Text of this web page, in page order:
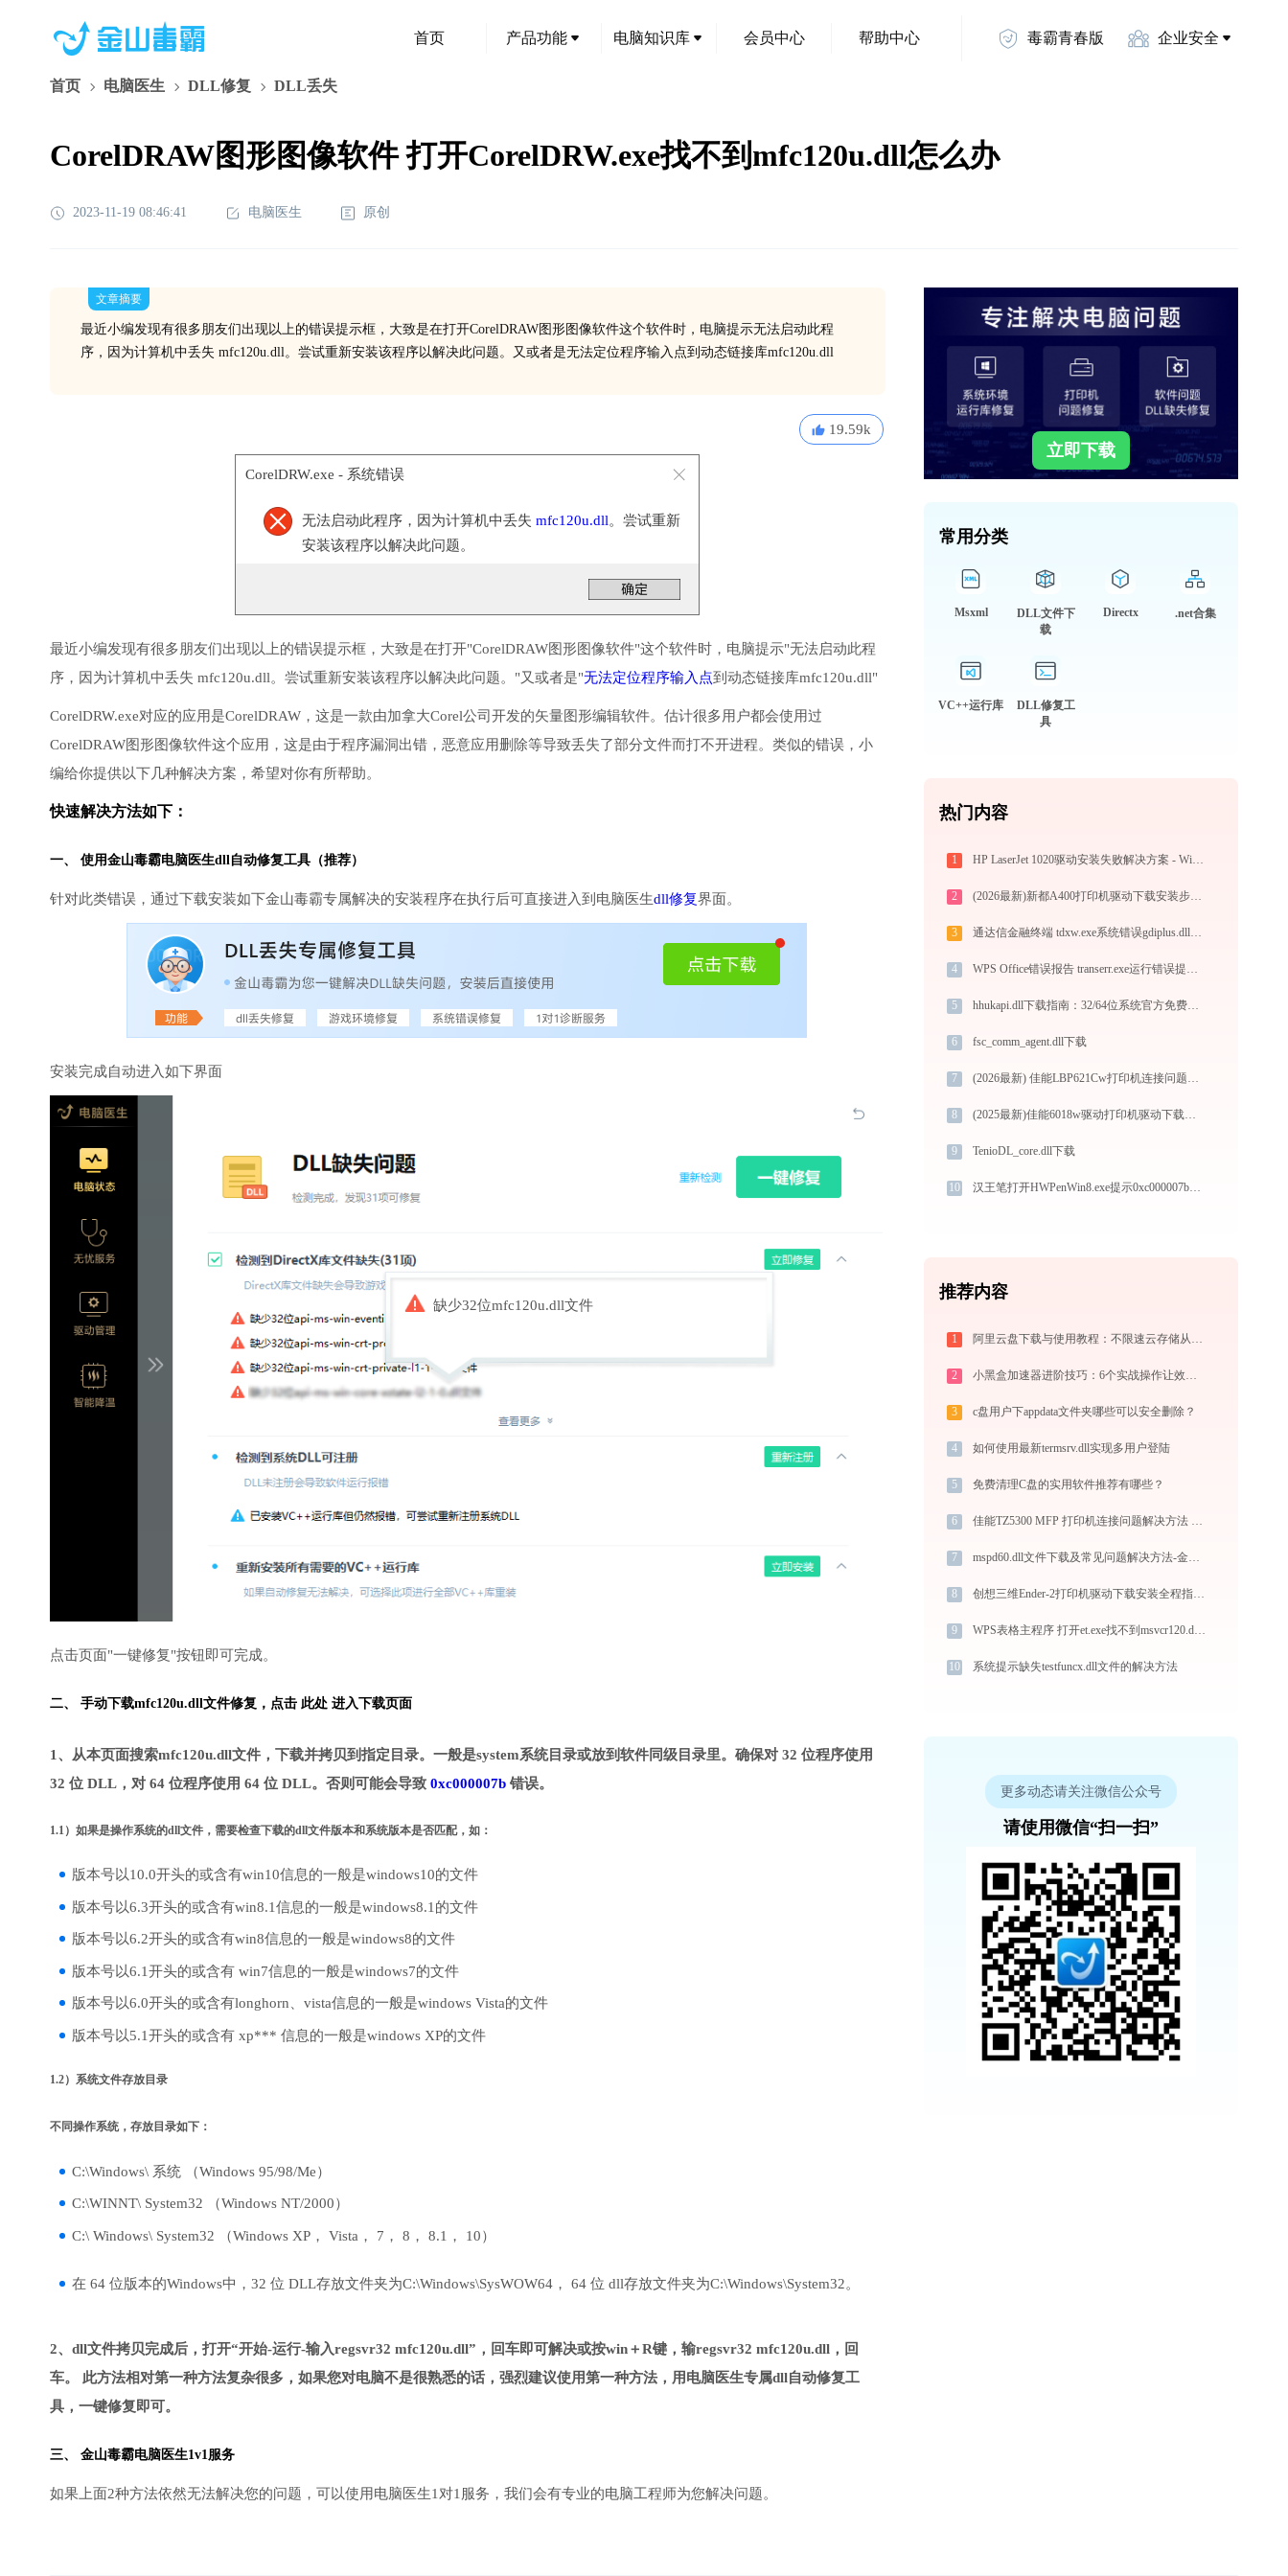
首页 产品功能 电脑知识库 会员中心 帮助中心 毒霸青春版 企业安全
首页 电脑医生 DLL修复 DLL丢失
CorelDRAW图形图像软件 打开CorelDRW.exe找不到mfc120u.dll怎么办
2023-11-19 08:46:41 电脑医生 原创
文章摘要
最近小编发现有很多朋友们出现以上的错误提示框，大致是在打开CorelDRAW图形图像软件这个软件时，电脑提示无法启动此程
序，因为计算机中丢失 mfc120u.dll。尝试重新安装该程序以解决此问题。又或者是无法定位程序输入点到动态链接库mfc120u.dll
19.59k
CorelDRW.exe - 系统错误
无法启动此程序，因为计算机中丢失 mfc120u.dll。尝试重新
安装该程序以解决此问题。
最近小编发现有很多朋友们出现以上的错误提示框，大致是在打开"CorelDRAW图形图像软件"这个软件时，电脑提示"无法启动此程
序，因为计算机中丢失 mfc120u.dll。尝试重新安装该程序以解决此问题。"又或者是"无法定位程序输入点到动态链接库mfc120u.dll"
CorelDRW.exe对应的应用是CorelDRAW，这是一款由加拿大Corel公司开发的矢量图形编辑软件。估计很多用户都会使用过
CorelDRAW图形图像软件这个应用，这是由于程序漏洞出错，恶意应用删除等导致丢失了部分文件而打不开进程。类似的错误，小
编给你提供以下几种解决方案，希望对你有所帮助。
快速解决方法如下：
一、 使用金山毒霸电脑医生dll自动修复工具（推荐）
针对此类错误，通过下载安装如下金山毒霸专属解决的安装程序在执行后可直接进入到电脑医生dll修复界面。
安装完成自动进入如下界面
缺少32位mfc120u.dll文件
点击页面"一键修复"按钮即可完成。
二、 手动下载mfc120u.dll文件修复， 点击 此处 进入下载页面
1、从本页面搜索mfc120u.dll文件，下载并拷贝到指定目录。一般是system系统目录或放到软件同级目录里。确保对 32 位程序使用
32 位 DLL，对 64 位程序使用 64 位 DLL。否则可能会导致 0xc000007b 错误。
1.1）如果是操作系统的dll文件，需要检查下载的dll文件版本和系统版本是否匹配，如：
版本号以10.0开头的或含有win10信息的一般是windows10的文件
版本号以6.3开头的或含有win8.1信息的一般是windows8.1的文件
版本号以6.2开头的或含有win8信息的一般是windows8的文件
版本号以6.1开头的或含有 win7信息的一般是windows7的文件
版本号以6.0开头的或含有longhorn、vista信息的一般是windows Vista的文件
版本号以5.1开头的或含有 xp*** 信息的一般是windows XP的文件
1.2）系统文件存放目录
不同操作系统，存放目录如下：
C:\Windows\ 系统 （Windows 95/98/Me）
C:\WINNT\ System32 （Windows NT/2000）
C:\ Windows\ System32 （Windows XP， Vista， 7， 8， 8.1， 10）
在 64 位版本的Windows中，32 位 DLL存放文件夹为C:\Windows\SysWOW64， 64 位 dll存放文件夹为C:\Windows\System32。
2、dll文件拷贝完成后，打开“开始-运行-输入regsvr32 mfc120u.dll”，回车即可解决或按win＋R键，输regsvr32 mfc120u.dll，回
车。 此方法相对第一种方法复杂很多，如果您对电脑不是很熟悉的话，强烈建议使用第一种方法，用电脑医生专属dll自动修复工
具，一键修复即可。
三、 金山毒霸电脑医生1v1服务
如果上面2种方法依然无法解决您的问题，可以使用电脑医生1对1服务，我们会有专业的电脑工程师为您解决问题。
立即下载
常用分类
Msxml
DLL文件下
载
Directx .net合集
VC++运行库
DLL修复工
具
热门内容
1 HP LaserJet 1020驱动安装失败解决方案 - Win11打印首选项打不开/任务卡住修复
2 (2026最新)新都A400打印机驱动下载安装步骤详细解析，让安装更简单
3 通达信金融终端 tdxw.exe系统错误gdiplus.dll丢失如何解决
4 WPS Office错误报告 transerr.exe运行错误提示0xc000000d的解决办法
5 hhukapi.dll下载指南：32/64位系统官方免费版DLL文件修复教程
6 fsc_comm_agent.dll下载
7 (2026最新) 佳能LBP621Cw打印机连接问题解决方法 - 金山毒霸
8 (2025最新)佳能6018w驱动打印机驱动下载与安装指南 | 兼容性及常见问题解决
9 TenioDL_core.dll下载
10 汉王笔打开HWPenWin8.exe提示0xc000007b错误码怎么办
推荐内容
1 阿里云盘下载与使用教程：不限速云存储从零上手全指南
2 小黑盒加速器进阶技巧：6个实战操作让效率翻倍
3 c盘用户下appdata文件夹哪些可以安全删除？
4 如何使用最新termsrv.dll实现多用户登陆
5 免费清理C盘的实用软件推荐有哪些？
6 佳能TZ5300 MFP 打印机连接问题解决方法 -金山毒霸
7 mspd60.dll文件下载及常见问题解决方法-金山毒霸
8 创想三维Ender-2打印机驱动下载安装全程指导，轻松解决打印问题
9 WPS表格主程序 打开et.exe找不到msvcr120.dll怎么办
10 系统提示缺失testfuncx.dll文件的解决方法
更多动态请关注微信公众号
请使用微信“扫一扫”